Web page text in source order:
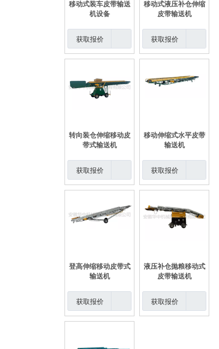
移动式装车皮带输送
机设备
获取报价
移动式液压补仓伸缩
皮带输送机
获取报价
转向装仓伸缩移动皮
带式输送机
获取报价
移动伸缩式水平皮带
输送机
获取报价
登高伸缩移动皮带式
输送机
获取报价
液压补仓抛粮移动式
皮带输送机
获取报价